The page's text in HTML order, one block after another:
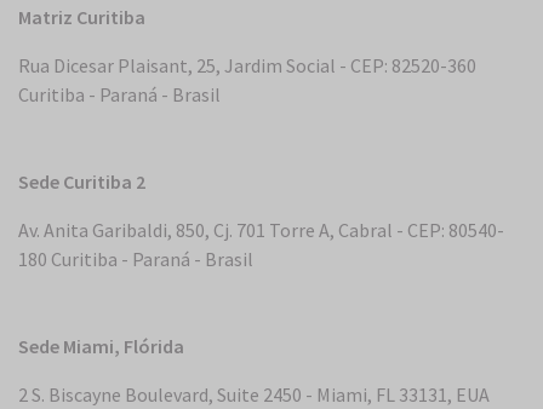
Matriz Curitiba
Rua Dicesar Plaisant, 25, Jardim Social - CEP: 82520-360
Curitiba - Paraná - Brasil
Sede Curitiba 2
Av. Anita Garibaldi, 850, Cj. 701 Torre A, Cabral - CEP: 80540-
180 Curitiba - Paraná - Brasil
Sede Miami, Flórida
2 S. Biscayne Boulevard, Suite 2450 - Miami, FL 33131, EUA